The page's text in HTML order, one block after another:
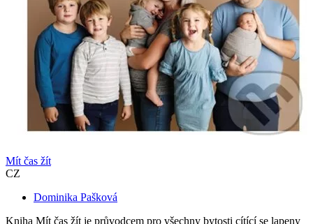
Mít čas žít
CZ
Dominika Pašková
Kniha Mít čas žít je průvodcem pro všechny bytosti cítící se lapeny